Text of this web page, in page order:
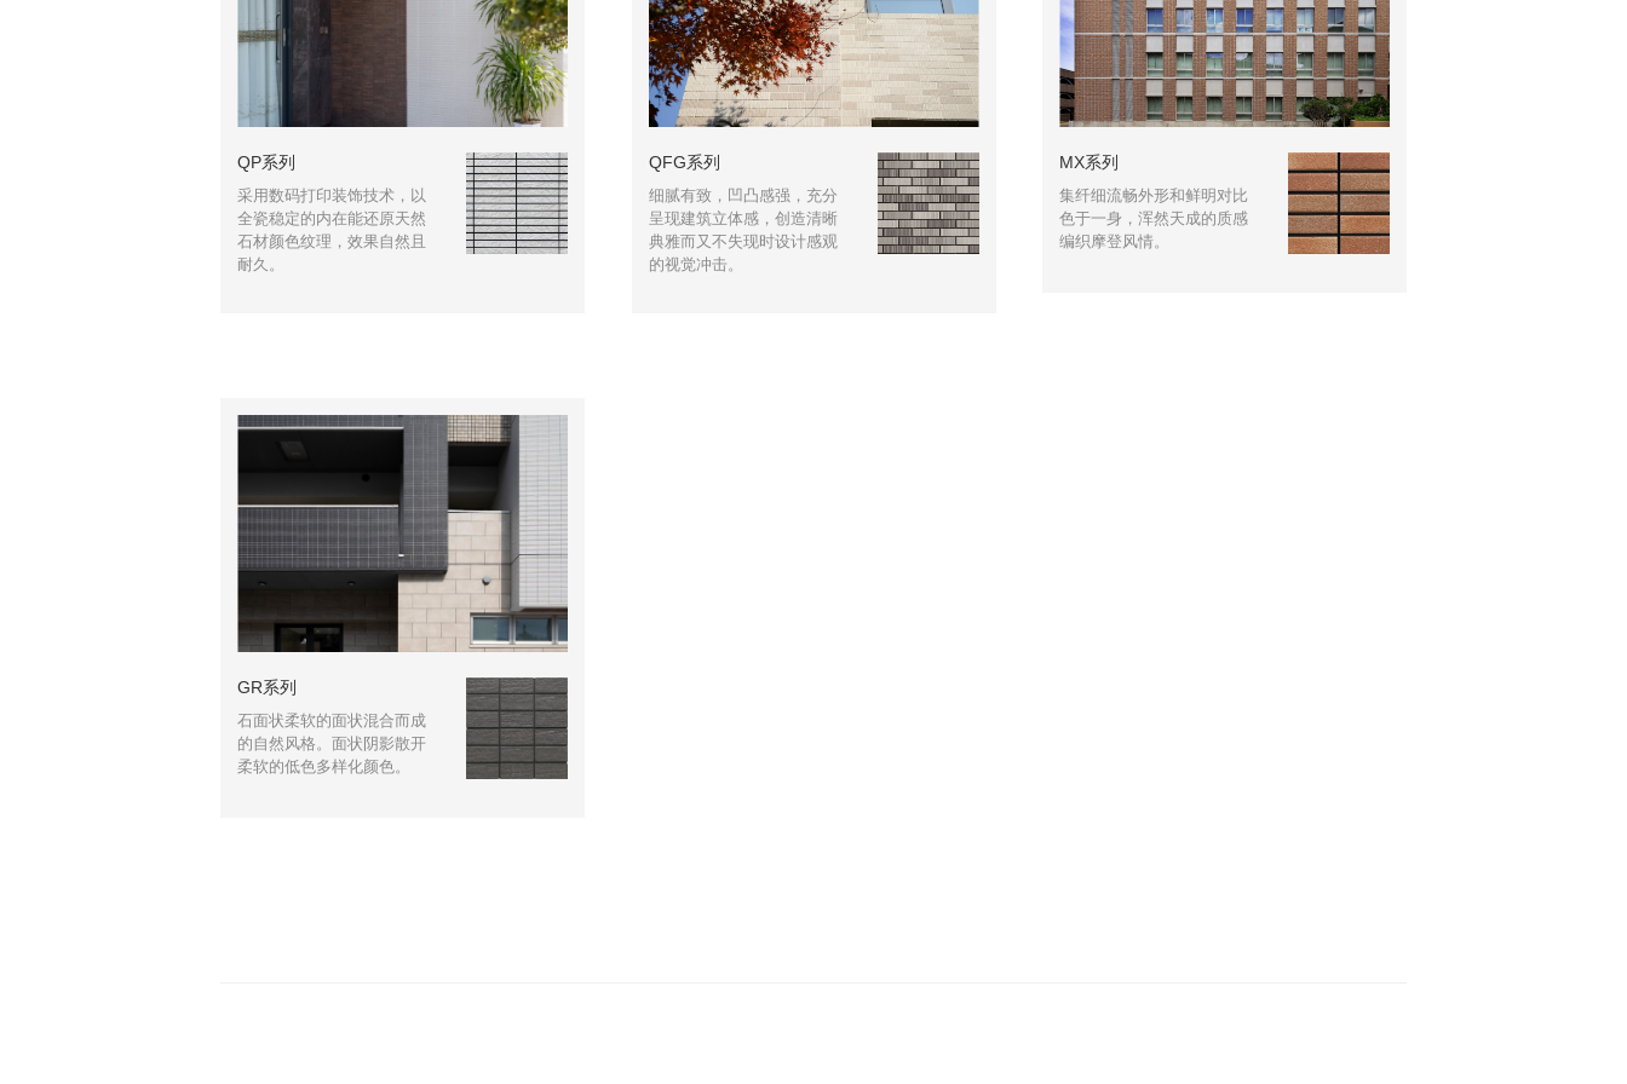
QP系列
采用数码打印装饰技术，以
全瓷稳定的内在能还原天然
石材颜色纹理，效果自然且
耐久。
QFG系列
细腻有致，凹凸感强，充分
呈现建筑立体感，创造清晰
典雅而又不失现时设计感观
的视觉冲击。
MX系列
集纤细流畅外形和鲜明对比
色于一身，浑然天成的质感
编织摩登风情。
GR系列
石面状柔软的面状混合而成
的自然风格。面状阴影散开
柔软的低色多样化颜色。